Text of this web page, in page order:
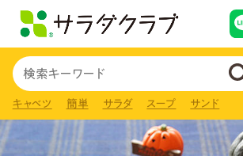
キャベツ 簡単 サラダ スープ サンド